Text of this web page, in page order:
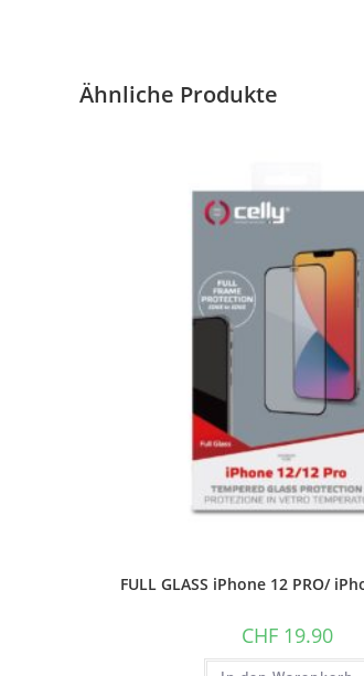
Ähnliche Produkte
FULL GLASS iPhone 12 PRO/
CHF19.90